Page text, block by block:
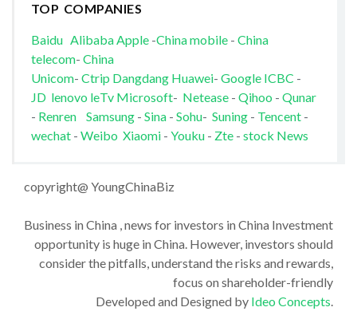
TOP COMPANIES
Baidu AlibabaApple-China mobile- China
telecom- China
Unicom- Ctrip Dangdang Huawei- Google ICBC -
JD lenovo leTv Microsoft- Netease- Qihoo - Qunar
- Renren Samsung- Sina- Sohu- Suning- Tencent-
wechat - Weibo Xiaomi- Youku - Zte- stock News
copyright@ YoungChinaBiz
Business in China , news for investors in China Investment
opportunity is huge in China. However, investors should
consider the pitfalls, understand the risks and rewards,
focus on shareholder-friendly
Developed and Designed by Ideo Concepts.